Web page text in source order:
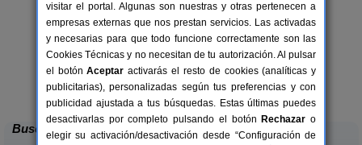
2-44+16 pers.
desde28 €
Complejo Rural Balcón de Valor
Válor (Granada)
Buscar
visitar el portal. Algunas son nuestras y otras pertenecen a
empresas externas que nos prestan servicios. Las activadas
y necesarias para que todo funcione correctamente son las
Cookies Técnicas y no necesitan de tu autorización. Al pulsar
el botónAceptar activarás el resto de cookies (analíticas y
publicitarias), personalizadas según tus preferencias y con
publicidad ajustada a tus búsquedas. Estas últimas puedes
desactivarlas por completo pulsando el botón Rechazar o
elegir su activación/desactivación desde “Configuración de